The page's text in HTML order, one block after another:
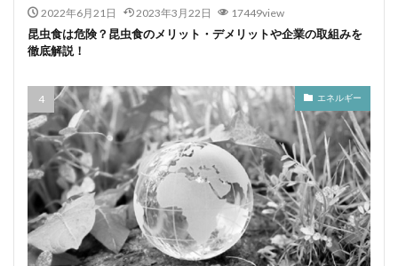
2022年6月21日 2023年3月22日 17449view
昆虫食は危険？昆虫食のメリット・デメリットや企業の取組みを
徹底解説！
エネルギー